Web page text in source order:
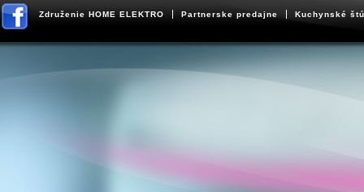
Združenie HOME ELEKTRO Partnerske predajne Kuchynské